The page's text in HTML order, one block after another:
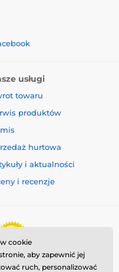
usługi
towaru
produktów
hurtowa
i aktualności
i recenzje
cookie
aby zapewnić jej
ruch, personalizować